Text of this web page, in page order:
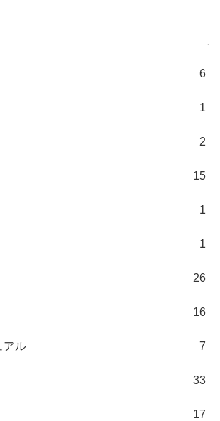
6
1
2
15
1
1
26
16
アル 7
33
17